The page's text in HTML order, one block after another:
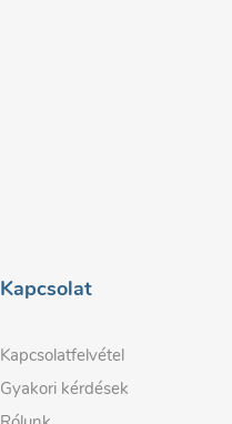
Kapcsolat
Kapcsolatfelvétel
Gyakori kérdések